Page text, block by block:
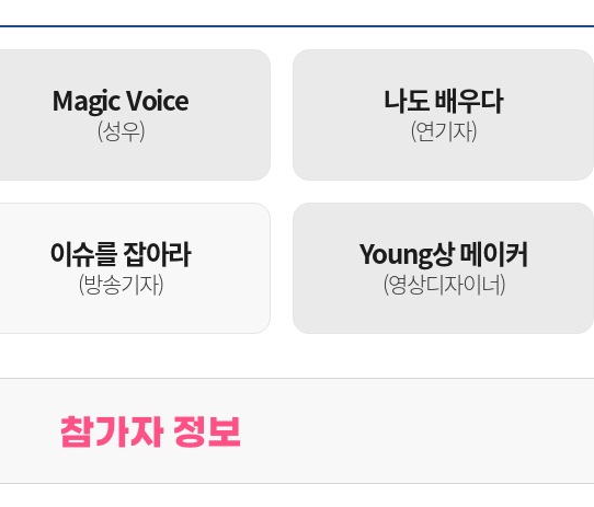
Magic Voice
(성우)
나도 배우다
(연기자)
이슈를 잡아라
(방송기자)
Young상 메이커
(영상디자이너)
참가자 정보